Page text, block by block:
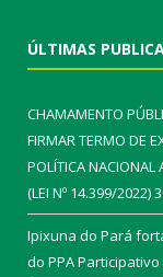
ÚLTIMAS
CHAMAMENTO
FIRMAR TERMO DE
POLÍTICA NACIONAL
(LEI Nº 14.399/2022)
Ipixuna do Pará
do PPA Participativo